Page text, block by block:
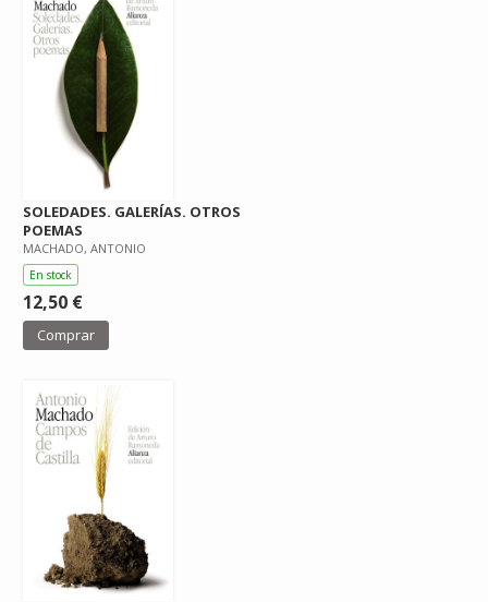
SOLEDADES. GALERÍAS. OTROS
POEMAS
MACHADO, ANTONIO
En stock
12,50 €
Comprar